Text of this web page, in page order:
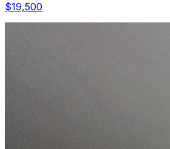
$19,500